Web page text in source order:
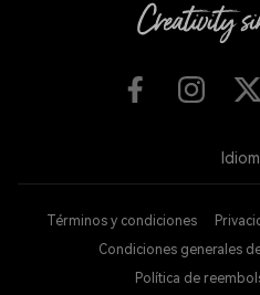
Términos y condiciones
Condiciones generales
Política de